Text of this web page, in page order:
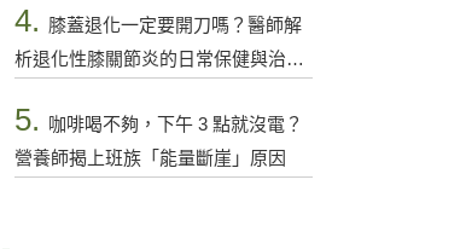
4. 膝蓋退化一定要開刀嗎？醫師解
析退化性膝關節炎的日常保健與治療
5.
咖啡喝不夠，下午 3 點就沒電？
營養師揭上班族「能量斷崖」原因